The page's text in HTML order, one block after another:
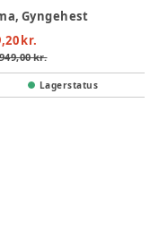
Gyngehest
kr.
kr.
Lagerstatus